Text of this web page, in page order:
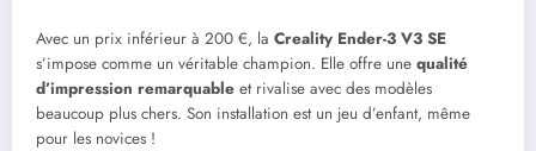
Avec un prix inférieur à 200 €, la Creality Ender-3 V3 SE
s’impose comme un véritable champion. Elle offre une qualité
d’impression remarquable et rivalise avec des modèles
beaucoup plus chers. Son installation est un jeu d’enfant, même
pour les novices !